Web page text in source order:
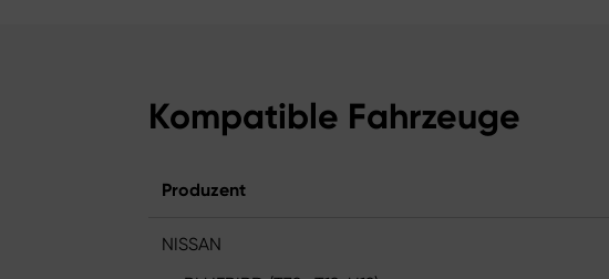
Kompatible Fahrzeuge
Produzent
NISSAN